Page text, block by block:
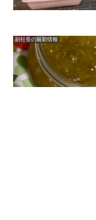
副社長の最新情報